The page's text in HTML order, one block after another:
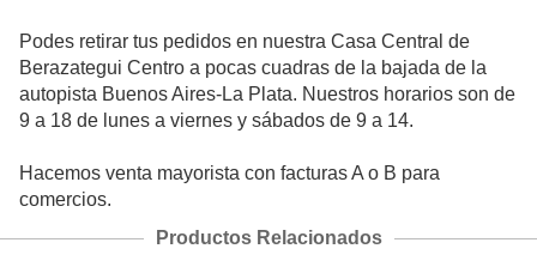
Podes retirar tus pedidos en nuestra Casa Central de
Berazategui Centro a pocas cuadras de la bajada de la
autopista Buenos Aires-La Plata. Nuestros horarios son de
9 a 18 de lunes a viernes y sábados de 9 a 14.
Hacemos venta mayorista con facturas A o B para
comercios.
Productos Relacionados